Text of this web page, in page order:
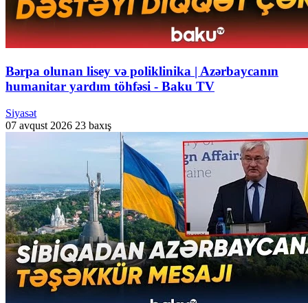
Bərpa olunan lisey və poliklinika | Azərbaycanın
humanitar yardım töhfəsi - Baku TV
Siyasət
07 avqust 2026 23 baxış